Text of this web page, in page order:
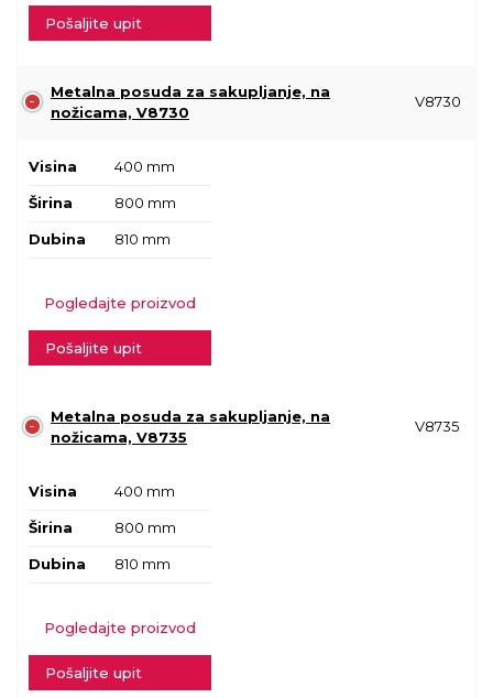
Pošaljite upit
Metalna posuda za sakupljanje, na
nožicama, V8730
V8730
Visina 400 mm
Širina 800 mm
Dubina 810 mm
Pogledajte proizvod
Pošaljite upit
Metalna posuda za sakupljanje, na
nožicama, V8735
V8735
Visina 400 mm
Širina 800 mm
Dubina 810 mm
Pogledajte proizvod
Pošaljite upit